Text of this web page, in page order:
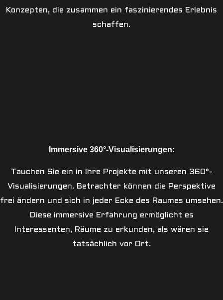
Konzepten, die zusammen ein faszinierendes Erlebnis
schaffen.
Immersive 360°-Visualisierungen:
Tauchen Sie ein in Ihre Projekte mit unseren 360°-
Visualisierungen. Betrachter können die Perspektive
frei ändern und sich in jeder Ecke des Raumes umsehen.
Diese immersive Erfahrung ermöglicht es
Interessenten, Räume zu erkunden, als wären sie
tatsächlich vor Ort.